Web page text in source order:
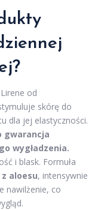
od
skórę do
dla jej elastyczności.
gwarancja
wygładzenia.
i blask. Formuła
aloesu, intensywnie
nawilżenie, co